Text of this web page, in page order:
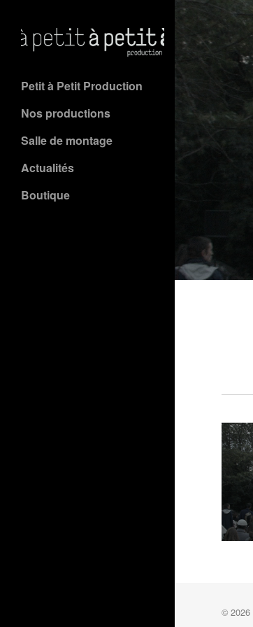
Petit à Petit Production
Nos productions
Salle de montage
Actualités
Boutique
© 2026